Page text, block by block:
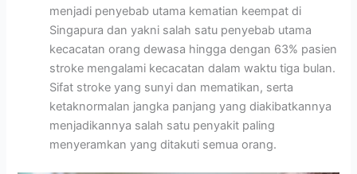
menjadi penyebab utama kematian keempat di
Singapura dan yakni salah satu penyebab utama
kecacatan orang dewasa hingga dengan 63% pasien
stroke mengalami kecacatan dalam waktu tiga bulan.
Sifat stroke yang sunyi dan mematikan, serta
ketaknormalan jangka panjang yang diakibatkannya
menjadikannya salah satu penyakit paling
menyeramkan yang ditakuti semua orang.